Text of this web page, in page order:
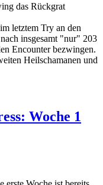
das Rückgrat
letztem Try an den
insgesamt "nur" 203
Encounter bezwingen.
Heilschamanen und
Woche 1